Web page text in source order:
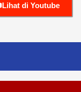
Lihat di Youtube